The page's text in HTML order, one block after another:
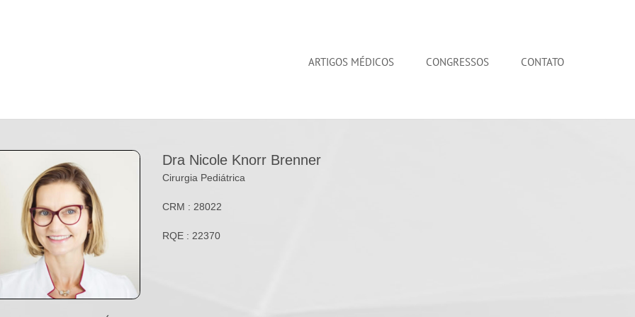
ARTIGOS MÉDICOS CONGRESSOS CONTATO
Dra Nicole Knorr Brenner
Cirurgia Pediátrica
CRM : 28022
RQE : 22370